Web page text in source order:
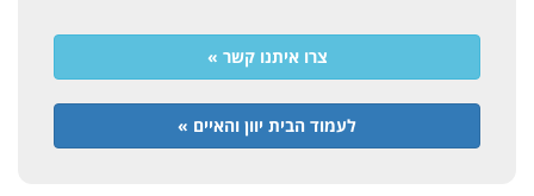
צרו איתנו קשר »
לעמוד הבית יוון והאיים »